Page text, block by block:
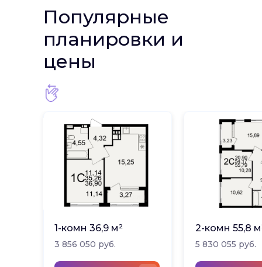
Популярные
планировки и
цены
1-комн 36,9 м²
3 856 050 руб.
2-комн 55,8
5 830 055 руб.